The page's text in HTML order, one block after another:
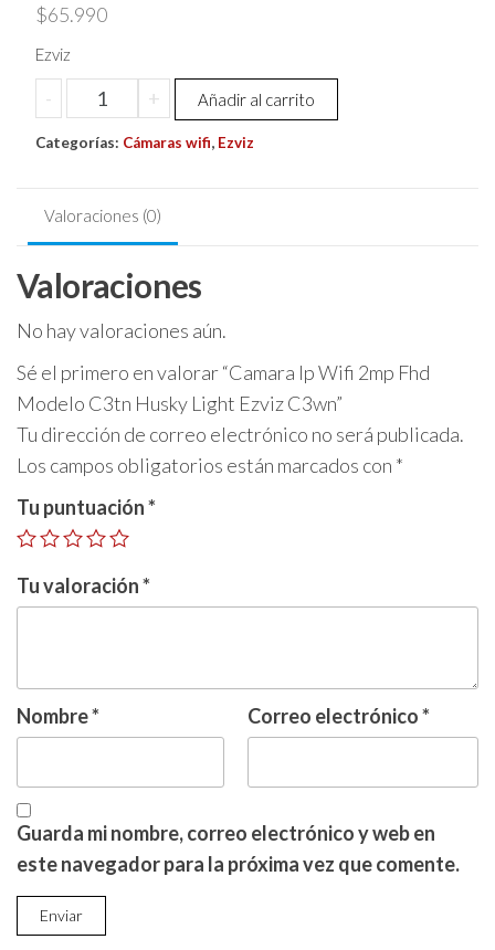
$65.990
Ezviz
-
Camara
Ip
Wifi
Modelo
C3tn
Husky
Light
Ezviz
cantidad
+ Añadir al carrito
Categorías: Cámaras wifi, Ezviz
Valoraciones (0)
Valoraciones
No hay valoraciones aún.
Sé el primero en valorar “Camara Ip Wifi 2mp Fhd
Modelo C3tn Husky Light Ezviz C3wn”
Tu dirección de correo electrónico no será publicada.
Los campos obligatorios están marcados con *
Tu puntuación*
Tu valoración*
Nombre* Correo electrónico*
Guarda mi nombre, correo electrónico y web en
este navegador para la próxima vez que comente.